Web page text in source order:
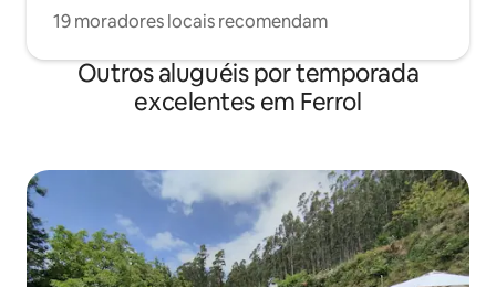
19 moradores locais recomendam
Outros aluguéis por temporada
excelentes em Ferrol